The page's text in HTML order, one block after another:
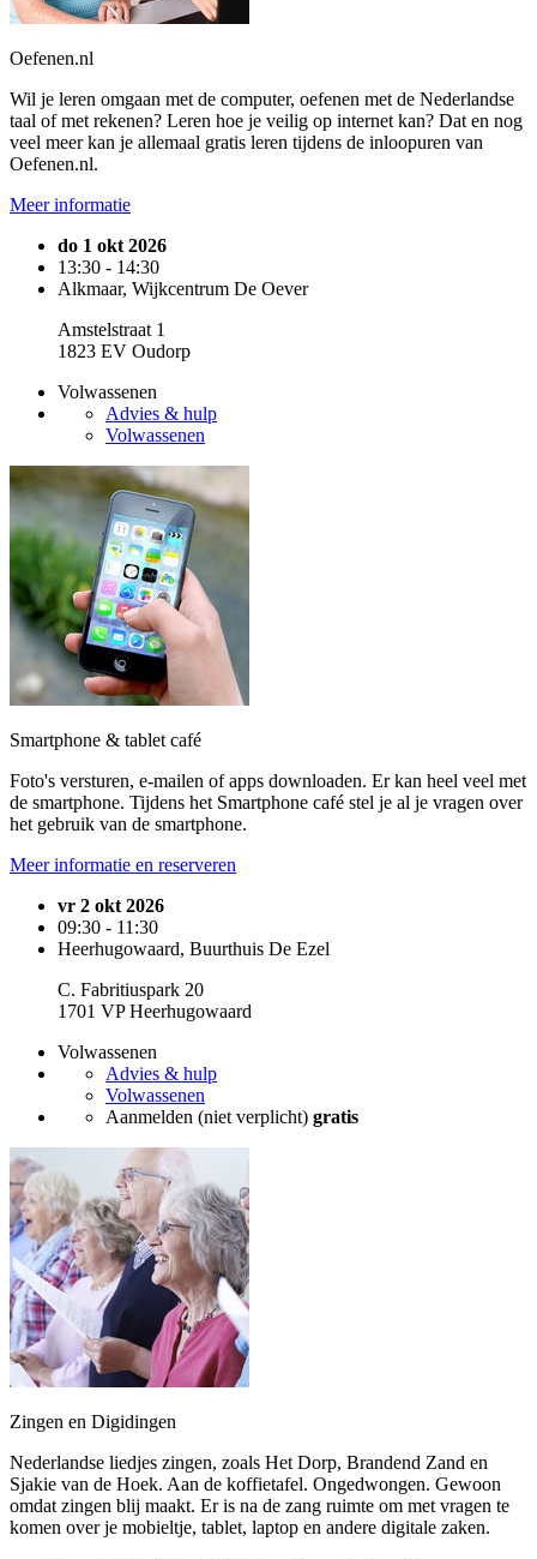
Oefenen.nl
Wil je leren omgaan met de computer, oefenen met de Nederlandse
taal of met rekenen? Leren hoe je veilig op internet kan? Dat en nog
veel meer kan je allemaal gratis leren tijdens de inloopuren van
Oefenen.nl.
Meer informatie
do 1 okt 2026
13:30 - 14:30
Alkmaar, Wijkcentrum De Oever
Amstelstraat 1
1823 EV Oudorp
Volwassenen
Advies & hulp
Volwassenen
Smartphone & tablet café
Foto's versturen, e-mailen of apps downloaden. Er kan heel veel met
de smartphone. Tijdens het Smartphone café stel je al je vragen over
het gebruik van de smartphone.
Meer informatie en reserveren
vr 2 okt 2026
09:30 - 11:30
Heerhugowaard, Buurthuis De Ezel
C. Fabritiuspark 20
1701 VP Heerhugowaard
Volwassenen
Advies & hulp
Volwassenen
Aanmelden (niet verplicht) gratis
Zingen en Digidingen
Nederlandse liedjes zingen, zoals Het Dorp, Brandend Zand en
Sjakie van de Hoek. Aan de koffietafel. Ongedwongen. Gewoon
omdat zingen blij maakt. Er is na de zang ruimte om met vragen te
komen over je mobieltje, tablet, laptop en andere digitale zaken.